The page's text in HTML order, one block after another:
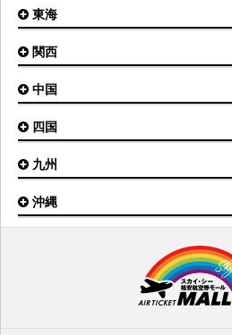
稚内空港
とかち帯広空港
根室中標津空港
奥尻空港
利尻空港
福島空港
大館能代空港
庄内空港
山形空港
茨城空港
八丈島空港
新潟空港
東海
名古屋(中部)空港
静岡空港
関西
大阪(伊丹)空港
神戸空港
南紀白浜空港
但馬空港
中国
広島空港
山口宇部空港
出雲空港
米子空港
四国
松山空港
徳島空港
九州
福岡空港
鹿児島空港
沖縄